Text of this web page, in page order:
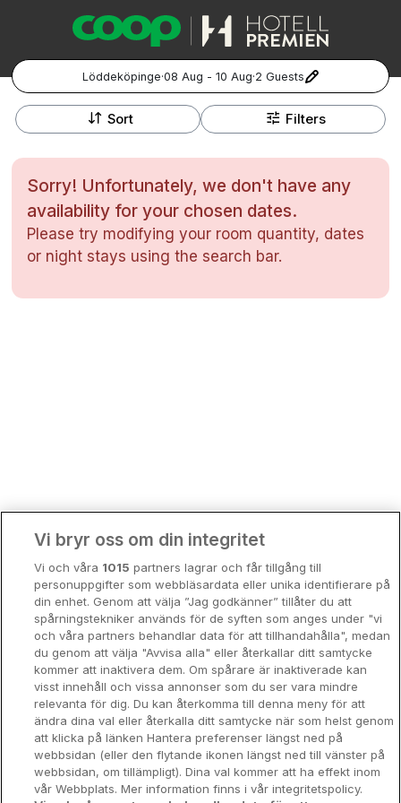
Löddeköpinge·08 Aug - 10 Aug·2 Guests
Popular Destinations:
Stockholm
Göteborg
Sort Filters
+
−
Sorry! Unfortunately, we don't have any
availability for your chosen dates.
Please try modifying your room quantity, dates
or night stays using the search bar.
Kontakta ossVanliga frågorAllmänna villkor
Gift VouchersCoop.se Manage Preferences
Storstadsweekend
Hotellrum under 995 kr
Spahotell
Sydsverige
Om Hotellpremien
Nya hotell
Stadsweekend
Vi bryr oss om din integritet
Vi och våra 1015 partners lagrar och får tillgång till
personuppgifter som webbläsardata eller unika identifierare på
din enhet. Genom att välja ”Jag godkänner” tillåter du att
spårningstekniker används för de syften som anges under "vi
och våra partners behandlar data för att tillhandahålla", medan
du genom att välja "Avvisa alla" eller återkallar ditt samtycke
kommer att inaktivera dem. Om spårare är inaktiverade kan
visst innehåll och vissa annonser som du ser vara mindre
relevanta för dig. Du kan återkomma till denna meny för att
ändra dina val eller återkalla ditt samtycke när som helst genom
att klicka på länken Hantera preferenser längst ned på
webbsidan (eller den flytande ikonen längst ned till vänster på
webbsidan, om tillämpligt). Dina val kommer att ha effekt inom
vår Webbplats. Mer information finns i vår integritetspolicy.